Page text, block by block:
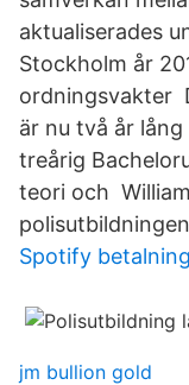
aktualiserades
Stockholm år
ordningsvakter
är nu två år
treårig
teori och
Spotify
jm bullion gold